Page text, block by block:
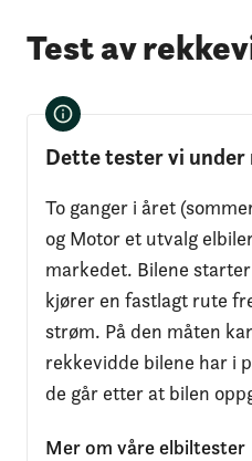
Test av
Dette tester vi
To ganger i året
og Motor et utvalg
markedet. Bilene
kjører en fastlagt rute
strøm. På den måten
rekkevidde bilene har i
de går etter at bilen
Mer om våre elbiltester